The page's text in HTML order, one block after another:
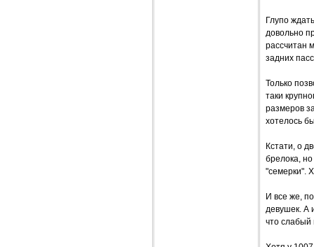
Глупо
довольно
рассчитан
задних
Только
таки
размеров
хотелось
Кстати, о
брелока,
"семерки".
И все же,
девушек. А
что слабый